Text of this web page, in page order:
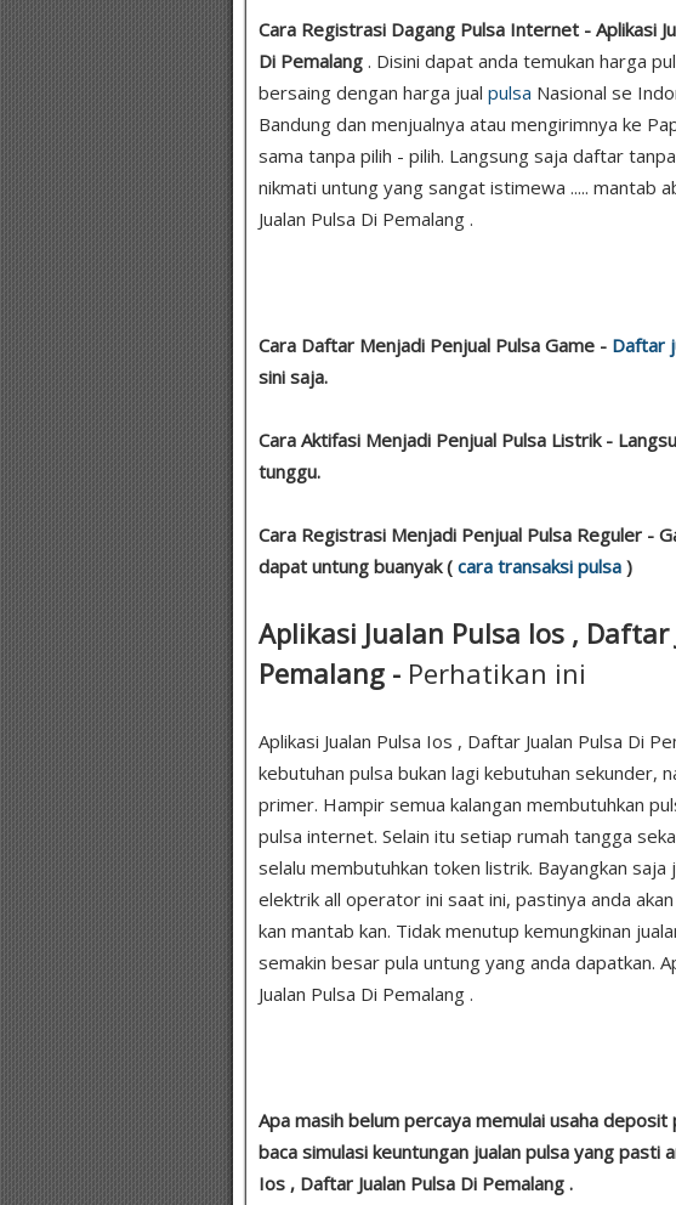
Cara Registrasi Dagang Pulsa Internet - Aplikasi
Di Pemalang . Disini dapat anda temukan harga
bersaing dengan harga jual pulsa Nasional se
Bandung dan menjualnya atau mengirimnya ke
sama tanpa pilih - pilih. Langsung saja daftar
nikmati untung yang sangat istimewa ..... mantab
Jualan Pulsa Di Pemalang .
Cara Daftar Menjadi Penjual Pulsa Game - Daftar
sini saja.
Cara Aktifasi Menjadi Penjual Pulsa Listrik -
tunggu.
Cara Registrasi Menjadi Penjual Pulsa Reguler -
dapat untung buanyak ( cara transaksi pulsa )
Aplikasi Jualan Pulsa Ios , Daftar
Pemalang - Perhatikan ini
Aplikasi Jualan Pulsa Ios , Daftar Jualan Pulsa Di
kebutuhan pulsa bukan lagi kebutuhan sekunder,
primer. Hampir semua kalangan membutuhkan
pulsa internet. Selain itu setiap rumah tangga
selalu membutuhkan token listrik. Bayangkan saja
elektrik all operator ini saat ini, pastinya anda
kan mantab kan. Tidak menutup kemungkinan
semakin besar pula untung yang anda dapatkan.
Jualan Pulsa Di Pemalang .
Apa masih belum percaya memulai usaha
baca simulasi keuntungan jualan pulsa yang pasti
Ios , Daftar Jualan Pulsa Di Pemalang .